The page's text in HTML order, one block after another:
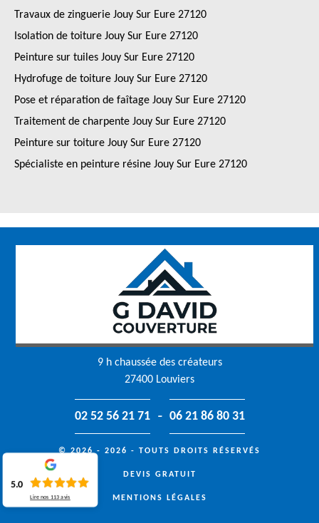
Travaux de zinguerie Jouy Sur Eure 27120
Isolation de toiture Jouy Sur Eure 27120
Peinture sur tuiles Jouy Sur Eure 27120
Hydrofuge de toiture Jouy Sur Eure 27120
Pose et réparation de faîtage Jouy Sur Eure 27120
Traitement de charpente Jouy Sur Eure 27120
Peinture sur toiture Jouy Sur Eure 27120
Spécialiste en peinture résine Jouy Sur Eure 27120
9 h chaussée des créateurs
27400 Louviers
02 52 56 21 71 - 06 21 86 80 31
© 2026 - 2026 - TOUTS DROITS RÉSERVÉS
DEVIS GRATUIT
MENTIONS LÉGALES
5.0
Lire nos 113 avis